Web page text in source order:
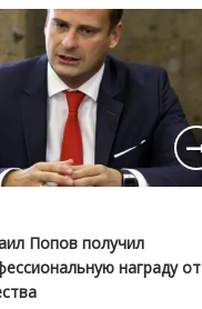
Попов получил
награду от